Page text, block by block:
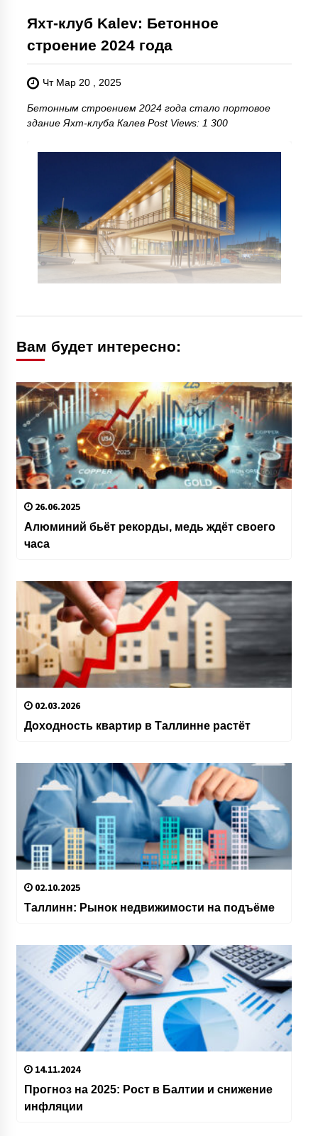
Яхт-клуб Kalev: Бетонное
строение 2024 года
Чт Мар 20 , 2025
Бетонным строением 2024 года стало портовое
здание Яхт-клуба Калев Post Views: 1 300
Вам будет интересно:
26.06.2025
Алюминий бьёт рекорды, медь ждёт своего
часа
02.03.2026
Доходность квартир в Таллинне растёт
02.10.2025
Таллинн: Рынок недвижимости на подъёме
14.11.2024
Прогноз на 2025: Рост в Балтии и снижение
инфляции